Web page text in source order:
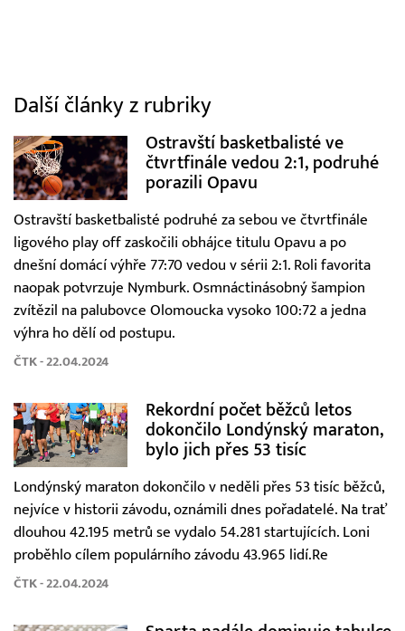
Další články z rubriky
Ostravští basketbalisté ve
čtvrtfinále vedou 2:1, podruhé
porazili Opavu
Ostravští basketbalisté podruhé za sebou ve čtvrtfinále
ligového play off zaskočili obhájce titulu Opavu a po
dnešní domácí výhře 77:70 vedou v sérii 2:1. Roli favorita
naopak potvrzuje Nymburk. Osmnáctinásobný šampion
zvítězil na palubovce Olomoucka vysoko 100:72 a jedna
výhra ho dělí od postupu.
ČTK - 22.04.2024
Rekordní počet běžců letos
dokončilo Londýnský maraton,
bylo jich přes 53 tisíc
Londýnský maraton dokončilo v neděli přes 53 tisíc běžců,
nejvíce v historii závodu, oznámili dnes pořadatelé. Na trať
dlouhou 42.195 metrů se vydalo 54.281 startujících. Loni
proběhlo cílem populárního závodu 43.965 lidí.Re
ČTK - 22.04.2024